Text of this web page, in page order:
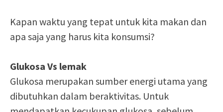
Kapan waktu yang tepat untuk kita makan dan
apa saja yang harus kita konsumsi?
Glukosa Vs lemak
Glukosa merupakan sumber energi utama yang
dibutuhkan dalam beraktivitas. Untuk